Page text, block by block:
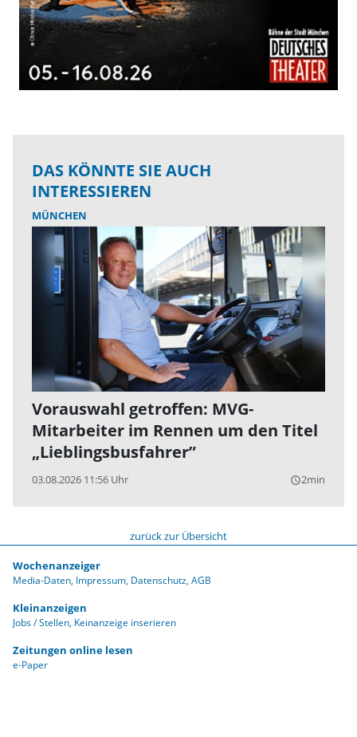
DAS KÖNNTE SIE AUCH
INTERESSIEREN
MÜNCHEN
Vorauswahl getroffen: MVG-
Mitarbeiter im Rennen um den Titel
„Lieblingsbusfahrer”
03.08.2026 11:56 Uhr query_builder2min
zurück zur Übersicht
Wochenanzeiger
Media-Daten Impressum Datenschutz AGB
Kleinanzeigen
Jobs / Stellen Keinanzeige inserieren
Zeitungen online lesen
e-Paper